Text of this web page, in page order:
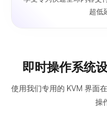
超低
即时操作系统
使用我们专用的 KVM 界面
操